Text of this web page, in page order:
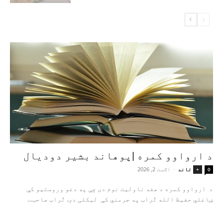
د ارواوو کمره |پوهاند بشیر دودیال
+ تاند - اګست 2, 2026 0
د ارواوو کمره د هغه ناولیت نوم دی چې په دغو وروستیو کې
ښاغلي حفیظ الله تُراب په جرمني کې لیکلی دی. تُراب صاحب...